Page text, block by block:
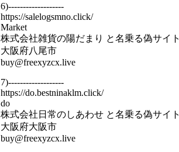
6)-------------------
https://salelogsmno.click/
Market
株式会社雑貨の陽だまり と名乗る偽サイト
大阪府八尾市
buy@freexyzcx.live
7)-------------------
https://do.bestninaklm.click/
do
株式会社日常のしあわせ と名乗る偽サイト
大阪府大阪市
buy@freexyzcx.live